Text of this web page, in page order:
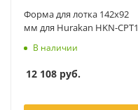
Форма для лотка 142x92
мм для Hurakan HKN-CPT1
В наличии
12 108 руб.